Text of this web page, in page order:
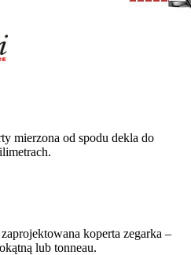
mierzona od spodu dekla do
koperta zegarka –
lub tonneau.